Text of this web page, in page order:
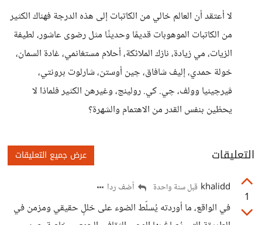
لا أعتقد أن العالم خالي من الكاتبات إلى هذه الدرجة فهناك الكثير
من الكاتبات الموهوبات قديمًا وحديثًا مثل رضوى عاشور، لطيفة
الزيات، مي زيادة، نازك الملائكة، أحلام مستغانمي، غادة السمان،
خولة حمدي، إليف شافاق، چين أوستن، شارلوت برونتي،
ڤيرچينيا وولف، چي. كي. رولينج، وغيرهن الكثير فلماذا لا
يحظين بنفس القدر من الاهتمام والشهرة؟
التعليقات عرض جميع التعليقات
1
khalidd قبل سنة واحدة أضف ردا
في الواقع، ما أوردته يُسلّط الضوء على خللٍ حقيقي ومزمن في